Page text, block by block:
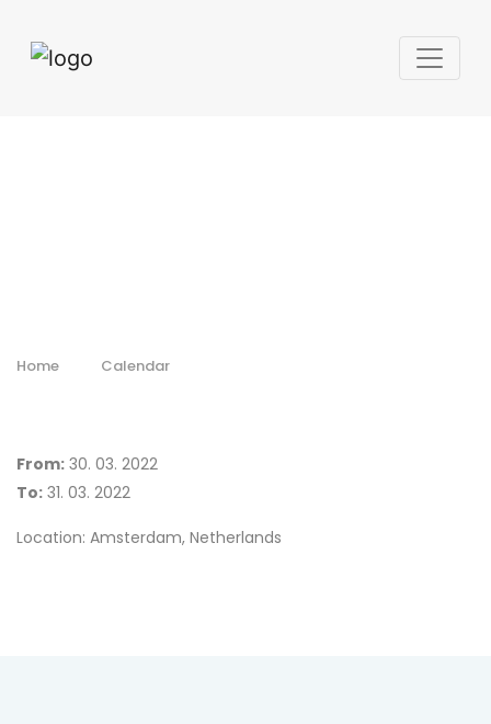
Home Calendar
From: 30. 03. 2022
To: 31. 03. 2022
Location: Amsterdam, Netherlands